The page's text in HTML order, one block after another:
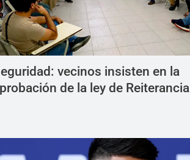
vecinos insisten en la
de la ley de Reiterancia